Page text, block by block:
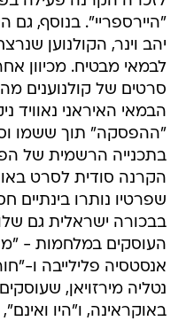
"היירספריי". בנוסף,
לבמאי מבטיח. מכיוון
סרטים של קולנוענים
הבמאי האיראני נאוויד
"ההפסקה" תוך ששמו
בתכנייה הרשמית של
הקרנה סודית לסרט
שפרטיו נותרו בינתיים
בבכורה ישראלית גם
העוסקים במלחמות -
אנסטסיה פלילייבה ו-
נטליה מירזויאן,
באוקראינה, ו"היו